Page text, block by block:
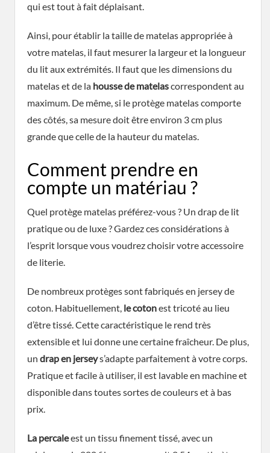
qui est tout à fait déplaisant.
Ainsi, pour établir la taille de matelas appropriée à
votre matelas, il faut mesurer la largeur et la longueur
du lit aux extrémités. Il faut que les dimensions du
matelas et de la housse de matelascorrespondent au
maximum. De même, si le protège matelas comporte
des côtés, sa mesure doit être environ 3 cm plus
grande que celle de la hauteur du matelas.
Comment prendre en
compte un matériau ?
Quel protège matelas préférez-vous ? Un drap de lit
pratique ou de luxe ? Gardez ces considérations à
l’esprit lorsque vous voudrez choisir votre accessoire
de literie.
De nombreux protèges sont fabriqués en jersey de
coton. Habituellement, le cotonest tricoté au lieu
d’être tissé. Cette caractéristique le rend très
extensible et lui donne une certaine fraîcheur. De plus,
un drap en jerseys’adapte parfaitement à votre corps.
Pratique et facile à utiliser, il est lavable en machine et
disponible dans toutes sortes de couleurs et à bas
prix.
La percaleest un tissu finement tissé, avec un